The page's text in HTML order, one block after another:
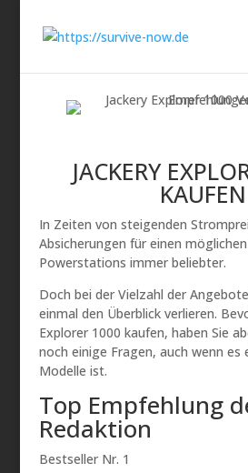
JACKERY
KAUFEN
In Zeiten von steigenden
Absicherungen für einen
Powerstations immer beliebter.
Doch bei der Vielzahl der
einmal den Überblick verlieren.
Explorer 1000 kaufen, haben Sie
noch einige Fragen, auch wenn es
Modelle ist.
Top Empfehlung
Redaktion
Bestseller Nr. 1